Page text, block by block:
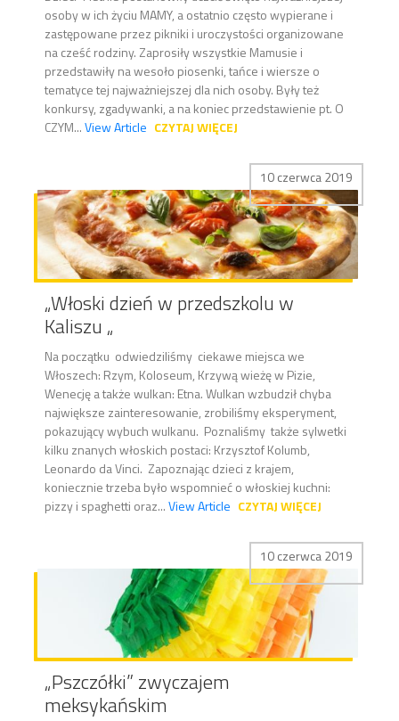
osoby w ich życiu MAMY, a ostatnio często wypierane i
zastępowane przez pikniki i uroczystości organizowane
na cześć rodziny. Zaprosiły wszystkie Mamusie i
przedstawiły na wesoło piosenki, tańce i wiersze o
tematyce tej najważniejszej dla nich osoby. Były też
konkursy, zgadywanki, a na koniec przedstawienie pt. O
CZYM...View Article CZYTAJ WIĘCEJ
10 czerwca 2019
„Włoski dzień w przedszkolu w
Kaliszu „
Na początku odwiedziliśmy ciekawe miejsca we
Włoszech: Rzym, Koloseum, Krzywą wieżę w Pizie,
Wenecję a także wulkan: Etna. Wulkan wzbudził chyba
największe zainteresowanie, zrobiliśmy eksperyment,
pokazujący wybuch wulkanu. Poznaliśmy także sylwetki
kilku znanych włoskich postaci: Krzysztof Kolumb,
Leonardo da Vinci. Zapoznając dzieci z krajem,
koniecznie trzeba było wspomnieć o włoskiej kuchni:
pizzy i spaghetti oraz...View Article CZYTAJ WIĘCEJ
10 czerwca 2019
„Pszczółki” zwyczajem
meksykańskim